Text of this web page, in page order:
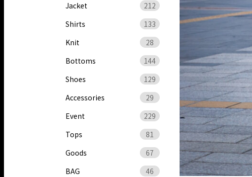
Jacket
212
Shirts
133
Knit
28
Bottoms
144
Shoes
129
Accessories
29
Event
229
Tops
81
Goods
67
BAG
46